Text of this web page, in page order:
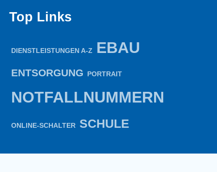
Top Links
DIENSTLEISTUNGEN A-Z EBAU
ENTSORGUNG PORTRAIT
NOTFALLNUMMERN
ONLINE-SCHALTER SCHULE